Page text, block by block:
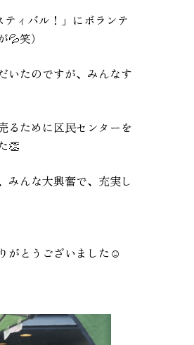
ィバル！」にボランテ
笑）
いたのですが、みんなす
るために区民センターを
👏
みんな大興奮で、充実し
がとうございました☺